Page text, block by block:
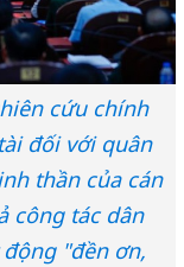
cứu chính
đối với quân
thần của cán
công tác dân
"đền ơn,